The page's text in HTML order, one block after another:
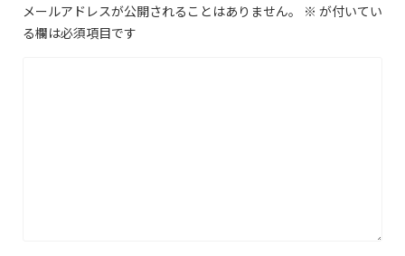
メールアドレスが公開されることはありません。 ※ が付いてい
る欄は必須項目です